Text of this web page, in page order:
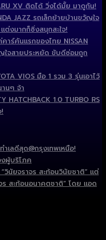
XV ติดได้ วิ่งได้มั้ย มาดูกัน!
JAZZ รถเล็กย้ายบ้านขวัญใจ
งมากก็ซิ่งสนุกสะใจ!
าร์คันแรกของไทย NISSAN
ญใจสายประหยัด ขับดีซ่อมถูก
VIOS มือ 1 รวม 3 รุ่นเอาไว้
นๆ จ้า
HATCHBACK 1.0 TURBO RS
ำเลดีสุด@กรุงเทพเหนือ!
ผู้บริโภค
วินัยจราจร สะท้อนวินัยชาติ” แต่
ร สะท้อนอนาคตชาติ” โดย แอด